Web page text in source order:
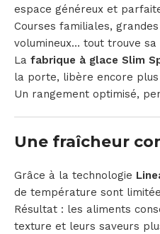
espace généreux et
Courses familiales,
volumineux… tout trouve
La fabrique à glace Slim
la porte, libère encore plus
Un rangement optimisé,
Une fraîcheur
Grâce à la technologie
de température sont
Résultat : les aliments
texture et leurs saveurs